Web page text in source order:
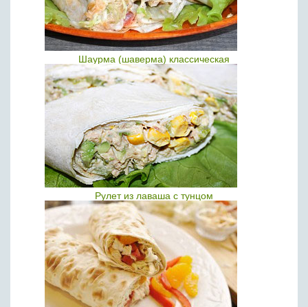
Шаурма (шаверма) классическая
Рулет из лаваша с тунцом